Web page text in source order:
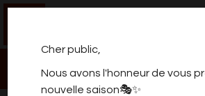
Cher public,
Nous avons l'honneur de vous
nouvelle saison🎭✨